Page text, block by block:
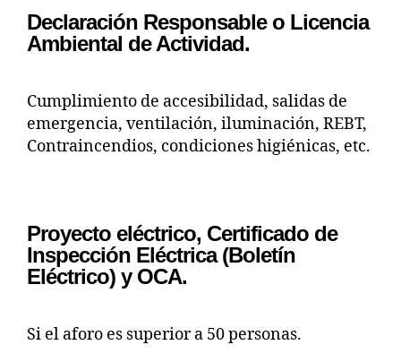
Declaración Responsable o Licencia
Ambiental de Actividad.
Cumplimiento de accesibilidad, salidas de
emergencia, ventilación, iluminación, REBT,
Contraincendios, condiciones higiénicas, etc.
Proyecto eléctrico, Certificado de
Inspección Eléctrica (Boletín
Eléctrico) y OCA.
Si el aforo es superior a 50 personas.